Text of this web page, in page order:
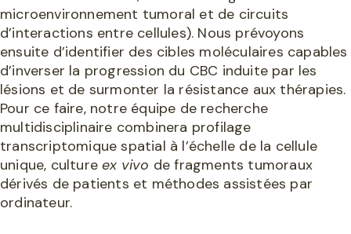
microenvironnement tumoral et de circuits
d’interactions entre cellules). Nous prévoyons
ensuite d’identifier des cibles moléculaires capables
d’inverser la progression du CBC induite par les
lésions et de surmonter la résistance aux thérapies.
Pour ce faire, notre équipe de recherche
multidisciplinaire combinera profilage
transcriptomique spatial à l’échelle de la cellule
unique, cultureex vivo de fragments tumoraux
dérivés de patients et méthodes assistées par
ordinateur.